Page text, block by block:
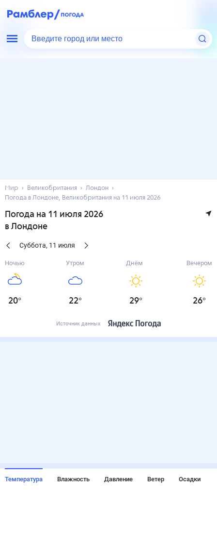
Введите город или место
Мир Великобритания
Лондон
Погода в Лондоне, Великобритания на 11 июля 2026
Погода на 11 июля 2026
в Лондоне
Суббота, 11 июля
Ночью
20°
Утром
22°
Днём
29°
Вечером
26°
Источник данных
Температура Влажность Давление Ветер Осадки